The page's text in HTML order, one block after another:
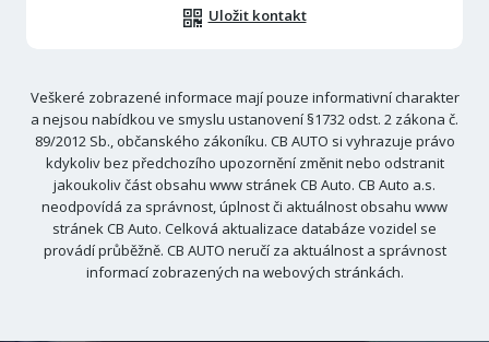
Uložit kontakt
Veškeré zobrazené informace mají pouze informativní charakter
a nejsou nabídkou ve smyslu ustanovení §1732 odst. 2 zákona č.
89/2012 Sb., občanského zákoníku. CB AUTO si vyhrazuje právo
kdykoliv bez předchozího upozornění změnit nebo odstranit
jakoukoliv část obsahu www stránek CB Auto. CB Auto a.s.
neodpovídá za správnost, úplnost či aktuálnost obsahu www
stránek CB Auto. Celková aktualizace databáze vozidel se
provádí průběžně. CB AUTO neručí za aktuálnost a správnost
informací zobrazených na webových stránkách.